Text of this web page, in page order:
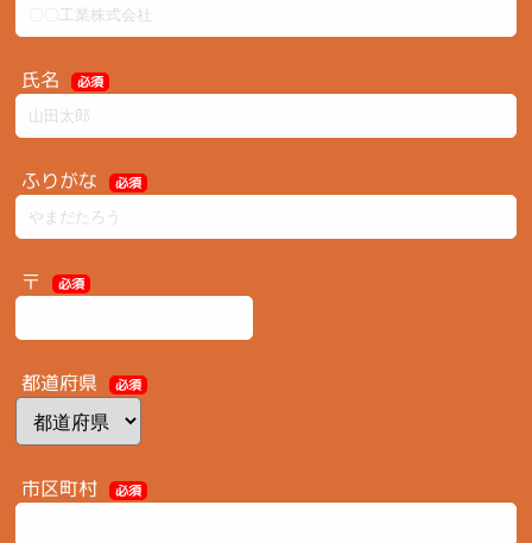
氏名 必須
ふりがな 必須
〒 必須
都道府県 必須
市区町村 必須